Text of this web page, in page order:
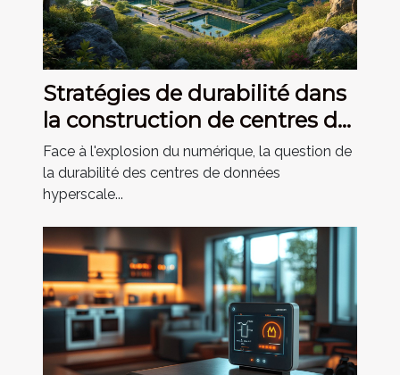
Stratégies de durabilité dans
la construction de centres de
données hyperscale
Face à l'explosion du numérique, la question de
la durabilité des centres de données
hyperscale...